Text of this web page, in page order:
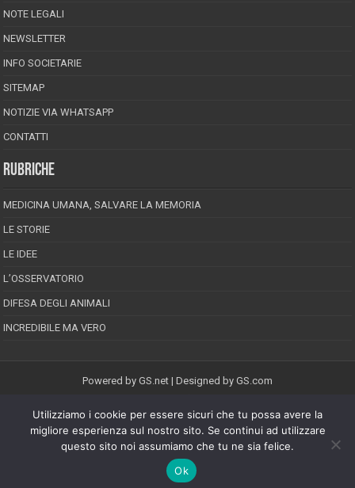
NOTE LEGALI
NEWSLETTER
INFO SOCIETARIE
SITEMAP
NOTIZIE VIA WHATSAPP
CONTATTI
RUBRICHE
MEDICINA UMANA, SALVARE LA MEMORIA
LE STORIE
LE IDEE
L’OSSERVATORIO
DIFESA DEGLI ANIMALI
INCREDIBILE MA VERO
Powered by GS.net | Designed by GS.com
EPINEION EDITRICE S.R.L.P.Iva 02008710689
Registrazione Tribunale di Pescara reg. speciale della stampa n.08/2012
Direttore responsabile: Maurizio Piccinino
Iscrizione al ROC n.22607
Riproduzione riservata © Copyright 2026, All Rights Reserved
Utilizziamo i cookie per essere sicuri che tu possa avere la
migliore esperienza sul nostro sito. Se continui ad utilizzare
questo sito noi assumiamo che tu ne sia felice.
Ok